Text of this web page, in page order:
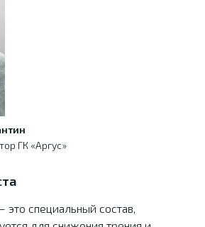
ГК «Аргус»
это специальный состав,